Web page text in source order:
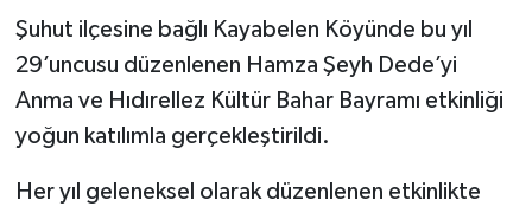
Şuhut ilçesine bağlı Kayabelen Köyünde bu yıl
29’uncusu düzenlenen Hamza Şeyh Dede’yi
Anma ve Hıdırellez Kültür Bahar Bayramı etkinliği
yoğun katılımla gerçekleştirildi.
Her yıl geleneksel olarak düzenlenen etkinlikte